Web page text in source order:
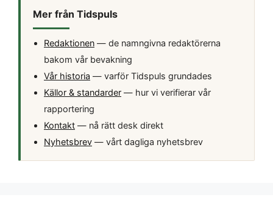
Mer från Tidspuls
Redaktionen — de namngivna redaktörerna
bakom vår bevakning
Vår historia — varför Tidspuls grundades
Källor & standarder — hur vi verifierar vår
rapportering
Kontakt — nå rätt desk direkt
Nyhetsbrev — vårt dagliga nyhetsbrev